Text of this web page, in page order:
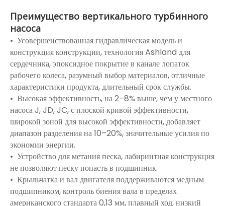
Преимущество вертикального турбинного
насоса
• Усовершенствованная гидравлическая модель и
конструкция конструкции, технология Ashland для
сердечника, эпоксидное покрытие в канале лопаток
рабочего колеса, разумный выбор материалов, отличные
характеристики продукта, длительный срок службы.
• Высокая эффективность, на 2–8% выше, чем у местного
насоса J, JD, JC, с плоской кривой эффективности,
широкой зоной для высокой эффективности, добавляет
диапазон разделения на 10–20%, значительные усилия по
экономии энергии.
• Устройство для метания песка, лабиринтная конструкция
не позволяют песку попасть в подшипник.
• Крыльчатка и вал двигателя поддерживаются медным
подшипником, контроль биения вала в пределах
американского стандарта 0,13 мм, плавный ход, низкий